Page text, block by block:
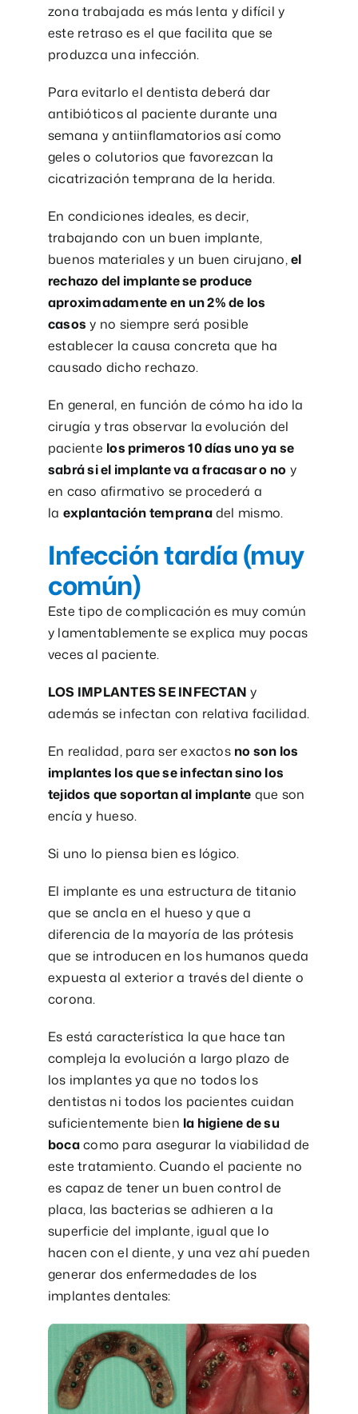
zona trabajada es más lenta y difícil y
este retraso es el que facilita que se
produzca una infección.
Para evitarlo el dentista deberá dar
antibióticos al paciente durante una
semana y antiinflamatorios así como
geles o colutorios que favorezcan la
cicatrización temprana de la herida.
En condiciones ideales, es decir,
trabajando con un buen implante,
buenos materiales y un buen cirujano,el
rechazo del implante se produce
aproximadamente en un 2% de los
casos y no siempre será posible
establecer la causa concreta que ha
causado dicho rechazo.
En general, en función de cómo ha ido la
cirugía y tras observar la evolución del
paciente los primeros 10 días uno ya se
sabrá si el implante va a fracasar o no y
en caso afirmativo se procederá a
la explantación tempranadel mismo.
Infección tardía (muy
común)
Este tipo de complicación es muy común
y lamentablemente se explica muy pocas
veces al paciente.
LOS IMPLANTES SE INFECTAN y
además se infectan con relativa facilidad.
En realidad, para ser exactos no son los
implantes los que se infectan sino los
tejidos que soportan al implante que son
encía y hueso.
Si uno lo piensa bien es lógico.
El implante es una estructura de titanio
que se ancla en el hueso y que a
diferencia de la mayoría de las prótesis
que se introducen en los humanos queda
expuesta al exterior a través del diente o
corona.
Es está característica la que hace tan
compleja la evolución a largo plazo de
los implantes ya que no todos los
dentistas ni todos los pacientes cuidan
suficientemente bien la higiene de su
bocacomo para asegurar la viabilidad de
este tratamiento. Cuando el paciente no
es capaz de tener un buen control de
placa, las bacterias se adhieren a la
superficie del implante, igual que lo
hacen con el diente, y una vez ahí pueden
generar dos enfermedades de los
implantes dentales: